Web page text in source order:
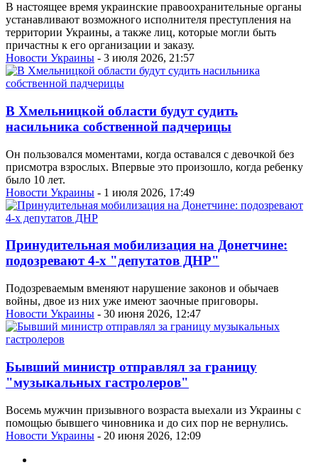
В настоящее время украинские правоохранительные органы
устанавливают возможного исполнителя преступления на
территории Украины, а также лиц, которые могли быть
причастны к его организации и заказу.
Новости Украины - 3 июля 2026, 21:57
В Хмельницкой области будут судить
насильника собственной падчерицы
Он пользовался моментами, когда оставался с девочкой без
присмотра взрослых. Впервые это произошло, когда ребенку
было 10 лет.
Новости Украины - 1 июля 2026, 17:49
Принудительная мобилизация на Донетчине:
подозревают 4-х "депутатов ДНР"
Подозреваемым вменяют нарушение законов и обычаев
войны, двое из них уже имеют заочные приговоры.
Новости Украины - 30 июня 2026, 12:47
Бывший министр отправлял за границу
"музыкальных гастролеров"
Восемь мужчин призывного возраста выехали из Украины с
помощью бывшего чиновника и до сих пор не вернулись.
Новости Украины - 20 июня 2026, 12:09